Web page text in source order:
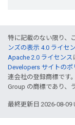
特に記載のない限り、
ンズの表示 4.0 ライセ
Apache 2.0 ライセンス
Developers サイトのポ
連会社の登録商標です
Group の商標であり、
最終更新日 2026-08-09